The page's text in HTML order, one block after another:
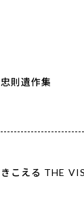
則遺作集
こえる THE